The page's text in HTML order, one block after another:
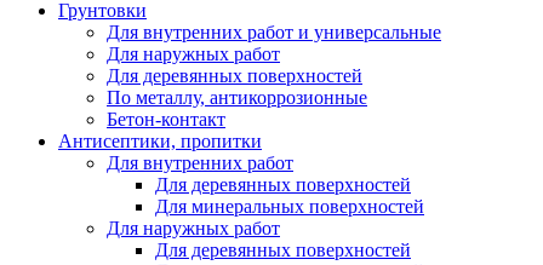
Грунтовки
Для внутренних работ и универсальные
Для наружных работ
Для деревянных поверхностей
По металлу, антикоррозионные
Бетон-контакт
Антисептики, пропитки
Для внутренних работ
Для деревянных поверхностей
Для минеральных поверхностей
Для наружных работ
Для деревянных поверхностей